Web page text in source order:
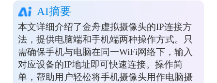
AI摘要
本文详细介绍了金舟虚拟摄像头的IP连接方
法，提供电脑端和手机端两种操作方式。只
需确保手机与电脑在同一WiFi网络下，输入
对应设备的IP地址即可快速连接。操作简
单，帮助用户轻松将手机摄像头用作电脑摄